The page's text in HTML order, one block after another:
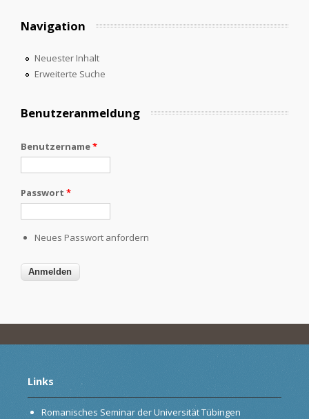
Navigation
Neuester Inhalt
Erweiterte Suche
Benutzeranmeldung
Benutzername*
Passwort *
Neues Passwort anfordern
Links
Romanisches Seminar der Universität Tübingen